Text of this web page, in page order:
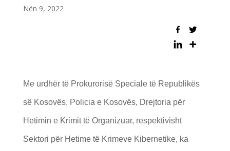
Nën 9, 2022
Me urdhër të Prokurorisë Speciale të Republikës
së Kosovës, Policia e Kosovës, Drejtoria për
Hetimin e Krimit të Organizuar, respektivisht
Sektori për Hetime të Krimeve Kibernetike, ka